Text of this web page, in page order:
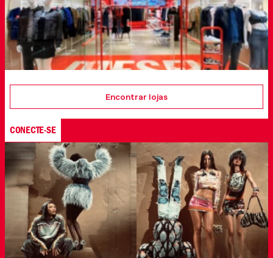
Encontrar lojas
CONECTE-SE